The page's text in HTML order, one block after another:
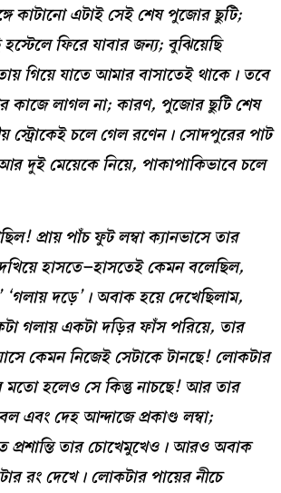
কাটানো এটাই সেই শেষ পুজোর ছুটি;
ফিরে যাবার জন্য; বুঝিয়েছি
গিয়ে যাতে আমার বাসাতেই থাকে। তবে
কাজে লাগল না; কারণ, পুজোর ছুটি শেষ
স্ট্রোকেই চলে গেল রণেন। সোদপুরের পাট
দুই মেয়েকে নিয়ে, পাকাপাকিভাবে চলে
!প্রায় পাঁচ ফুট লম্বা ক্যানভাসে তার
হাসতে–হাসতেই কেমন বলেছিল,
’ ‘গলায় দড়ে’। অবাক হয়ে দেখেছিলাম,
গলায় একটা দড়ির ফাঁস পরিয়ে, তার
কেমন নিজেই সেটাকে টানছে!লোকটার
হলেও সে কিন্তু নাচছে!আর তার
এবং দেহ আন্দাজে প্রকাণ্ড লম্বা;
তার চোখেমুখেও। আরও অবাক
রং দেখে। লোকটার পায়ের নীচে